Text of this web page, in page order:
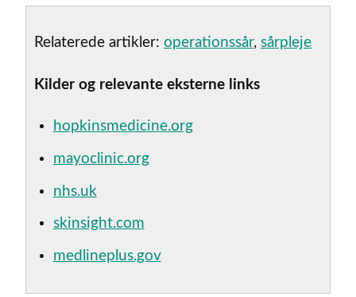
Relaterede artikler: operationssår, sårpleje
Kilder og relevante eksterne links
hopkinsmedicine.org
mayoclinic.org
nhs.uk
skinsight.com
medlineplus.gov